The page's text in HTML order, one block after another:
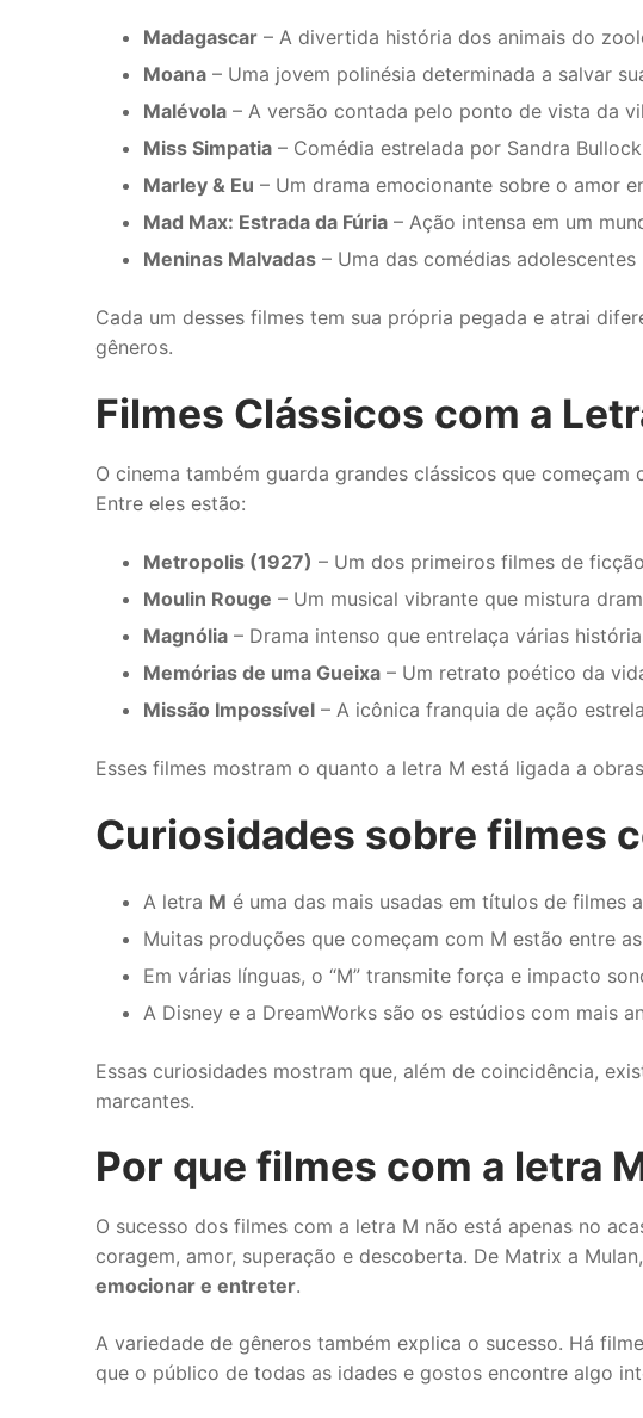
Madagascar – A divertida história dos animais do
Moana – Uma jovem polinésia determinada a salvar
Malévola – A versão contada pelo ponto de vista da
Miss Simpatia – Comédia estrelada por Sandra
Marley & Eu – Um drama emocionante sobre o amor
Mad Max: Estrada da Fúria – Ação intensa em um
Meninas Malvadas – Uma das comédias
Cada um desses filmes tem sua própria pegada e atrai
gêneros.
Filmes Clássicos com a
O cinema também guarda grandes clássicos que
Entre eles estão:
Metropolis (1927) – Um dos primeiros filmes de
Moulin Rouge – Um musical vibrante que mistura
Magnólia – Drama intenso que entrelaça várias
Memórias de uma Gueixa – Um retrato poético da
Missão Impossível – A icônica franquia de ação
Esses filmes mostram o quanto a letra M está ligada a
Curiosidades sobre filmes
A letra M é uma das mais usadas em títulos de filmes
Muitas produções que começam com M estão entre
Em várias línguas, o “M” transmite força e impacto
A Disney e a DreamWorks são os estúdios com mais
Essas curiosidades mostram que, além de coincidência,
marcantes.
Por que filmes com a letra
O sucesso dos filmes com a letra M não está apenas no
coragem, amor, superação e descoberta. De Matrix a
emocionar e entreter.
A variedade de gêneros também explica o sucesso. Há
que o público de todas as idades e gostos encontre algo